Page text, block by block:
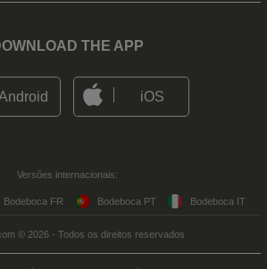
THE APP
iOS
Versões internacionais:
Bodeboca FR Bodeboca PT Bodeboca IT
© 2026 - Todos os direitos reservados